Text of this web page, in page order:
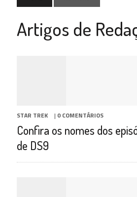
Artigos de
STAR TREK | 0 COMENTÁRIOS
Confira os nomes dos
de DS9